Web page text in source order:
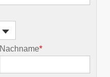
Nachname*